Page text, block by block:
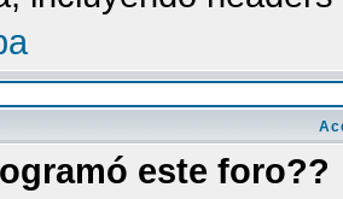
este foro??